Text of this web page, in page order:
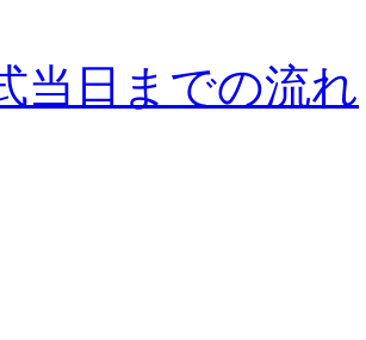
当日までの流れ